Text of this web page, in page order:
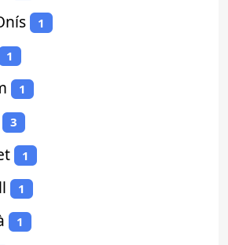
1
1
1
3
1
1
1